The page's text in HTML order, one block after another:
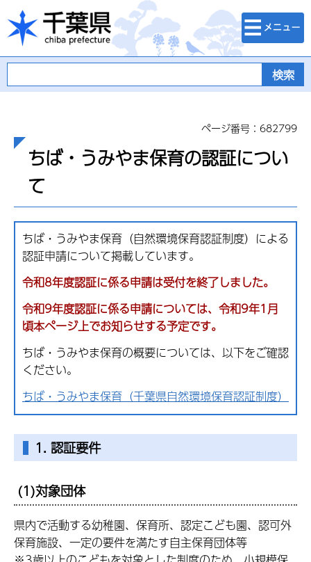
千葉県
検索・メニュ
ー
ページ番号：682799
ちば・うみやま保育の認証につい
て
ちば・うみやま保育（自然環境保育認証制度）による
認証申請について掲載しています。
令和8年度認証に係る申請は受付を終了しました。
令和9年度認証に係る申請については、令和9年1月
頃本ページ上でお知らせする予定です。
ちば・うみやま保育の概要については、以下をご確認
ください。
ちば・うみやま保育（千葉県自然環境保育認証制度）
1. 認証要件
(1)対象団体
県内で活動する幼稚園、保育所、認定こども園、認可外
保育施設、一定の要件を満たす自主保育団体等